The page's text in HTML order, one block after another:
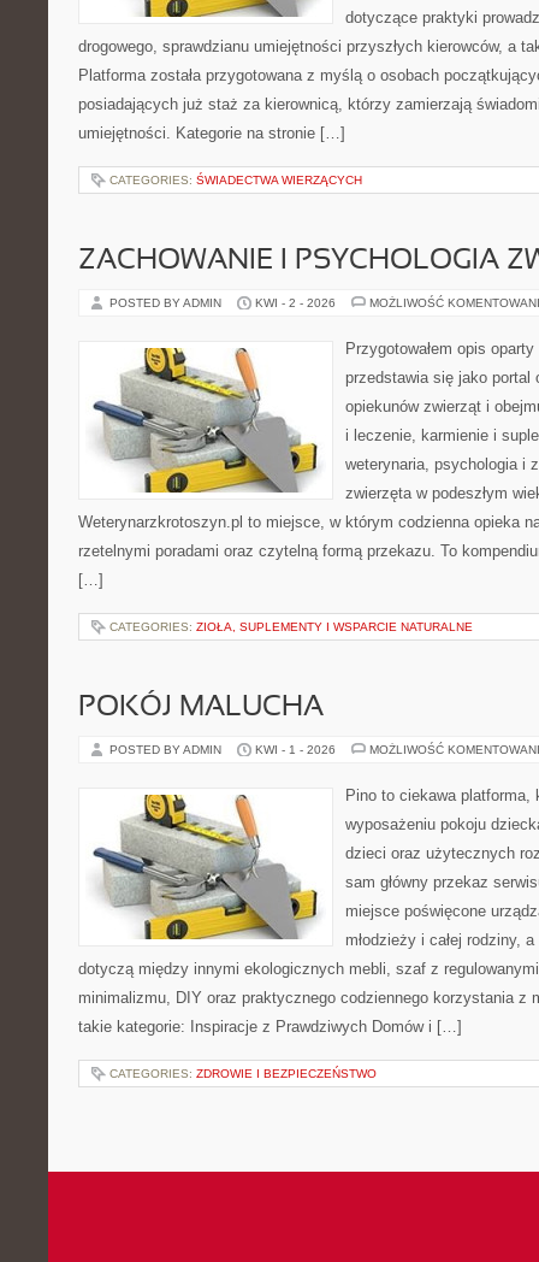
dotyczące praktyki
drogowego, sprawdzianu umiejętności przyszłych kierowców, a
Platforma została przygotowana z myślą o osobach
posiadających już staż za kierownicą, którzy zamierzają
umiejętności. Kategorie na stronie […]
CATEGORIES: ŚWIADECTWA WIERZĄCYCH
ZACHOWANIE I PSYCHOLOGIA
POSTED BY ADMIN KWI - 2 - 2026 MOŻLIWOŚĆ
Przygotowałem opis
przedstawia się jako portal
opiekunów zwierząt i
i leczenie, karmienie i
weterynaria, psychologia i
zwierzęta w podeszłym
Weterynarzkrotoszyn.pl to miejsce, w którym codzienna opieka
rzetelnymi poradami oraz czytelną formą przekazu. To
[…]
CATEGORIES: ZIOŁA, SUPLEMENTY I WSPARCIE NATURALNE
POKÓJ MALUCHA
POSTED BY ADMIN KWI - 1 - 2026 MOŻLIWOŚĆ
Pino to ciekawa platforma,
wyposażeniu pokoju
dzieci oraz użytecznych
sam główny przekaz
miejsce poświęcone
młodzieży i całej rodziny,
dotyczą między innymi ekologicznych mebli, szaf z regulowanymi
minimalizmu, DIY oraz praktycznego codziennego korzystania z
takie kategorie: Inspiracje z Prawdziwych Domów i […]
CATEGORIES: ZDROWIE I BEZPIECZEŃSTWO